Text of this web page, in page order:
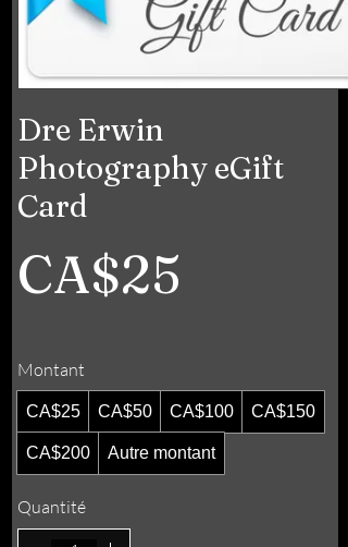
Dre Erwin
Photography eGift
Card
CA$25
Montant
CA$25 CA$50 CA$100 CA$150
CA$200 Autre montant
Quantité